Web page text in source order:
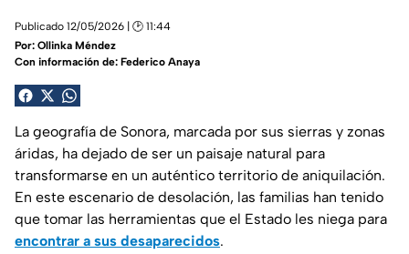
Publicado 12/05/2026 | 🕑 11:44
Por: Ollinka Méndez
Con información de: Federico Anaya
La geografía de Sonora, marcada por sus sierras y zonas
áridas, ha dejado de ser un paisaje natural para
transformarse en un auténtico territorio de aniquilación.
En este escenario de desolación, las familias han tenido
que tomar las herramientas que el Estado les niega para
encontrar a sus desaparecidos.